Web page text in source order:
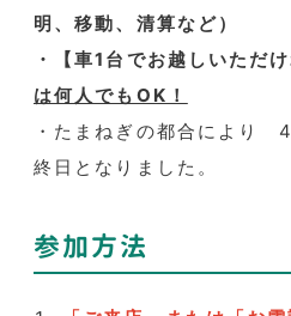
明、移動、清算など）
・【車1台でお越しいただけ
は何人でもOK！
・たまねぎの都合により
終日となりました。
参加方法